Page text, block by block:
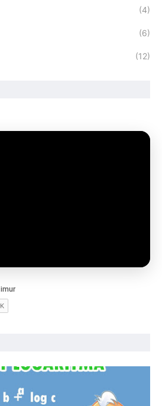
(4)
(6)
(12)